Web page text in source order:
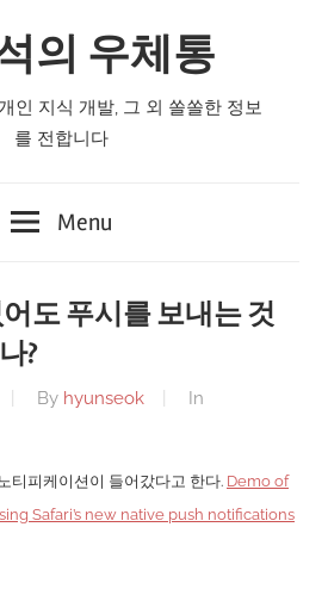
의 우체통
인 지식 개발, 그 외 쏠쏠한 정보
를 전합니다
Menu
도 푸시를 보내는 것
?
By hyunseok
In
티피케이션이 들어갔다고 한다. Demo of
Safari’s new native push notifications